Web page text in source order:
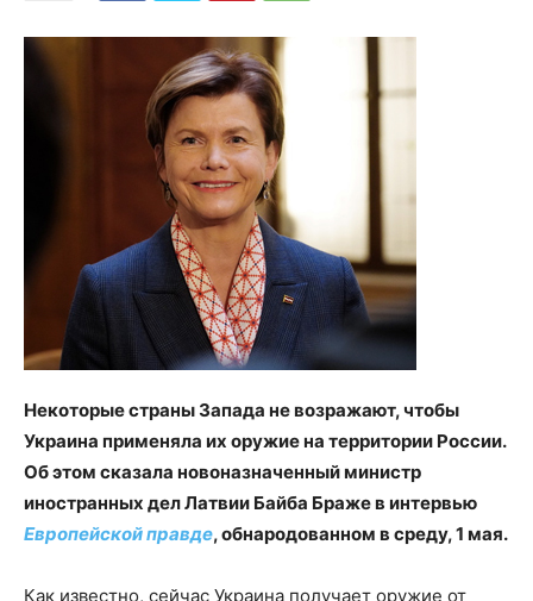
Некоторые страны Запада не возражают, чтобы
Украина применяла их оружие на территории России.
Об этом сказала новоназначенный министр
иностранных дел Латвии Байба Браже в интервью
Европейской правде, обнародованном в среду, 1 мая.
Как известно, сейчас Украина получает оружие от